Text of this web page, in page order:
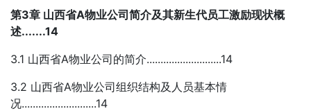
第3章 山西省A物业公司简介及其新生代员工激励现状概
述.......14
3.1 山西省A物业公司的简介...........................14
3.2 山西省A物业公司组织结构及人员基本情
况...........................14